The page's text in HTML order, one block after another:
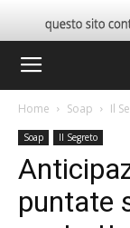
Home Soap Il
Soap Il Segreto
puntate